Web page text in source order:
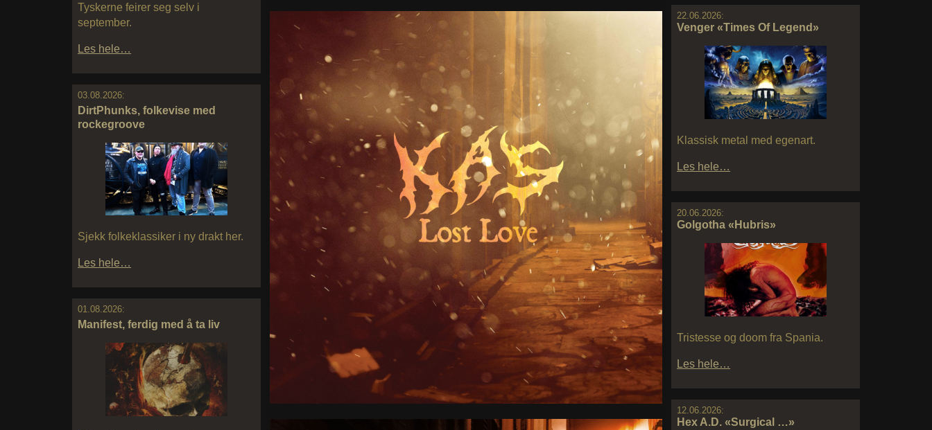
Tyskerne feirer seg selv i
september.
Les hele…
03.08.2026:
DirtPhunks, folkevise med
rockegroove
Sjekk folkeklassiker i ny drakt her.
Les hele…
01.08.2026:
Manifest, ferdig med å ta liv
22.06.2026:
Venger «Times Of Legend»
Klassisk metal med egenart.
Les hele…
20.06.2026:
Golgotha «Hubris»
Tristesse og doom fra Spania.
Les hele…
12.06.2026:
Hex A.D. «Surgical …»